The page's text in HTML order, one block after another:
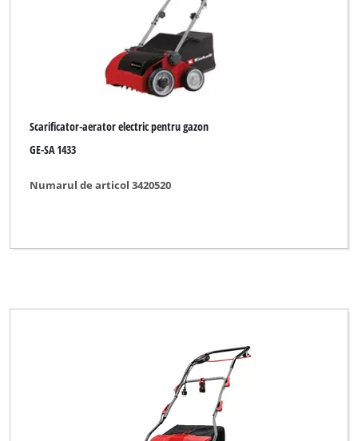
Scarificator-aerator electric pentru gazon
GE-SA 1433
Numarul de articol 3420520